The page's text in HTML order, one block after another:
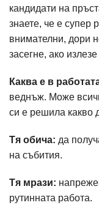
кандидати на
знаете, че е супер
внимателни, дори
засегне, ако
Каква е в
веднъж. Може
си е решила какво
Тя обича: да
на събития.
Тя мрази:
рутинната работа.